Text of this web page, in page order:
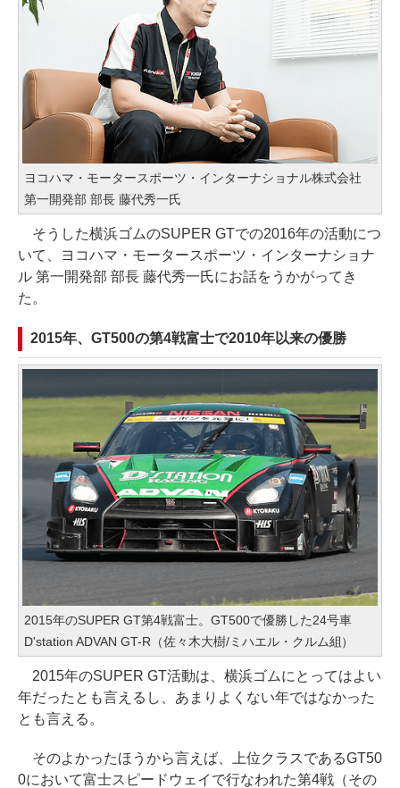
ヨコハマ・モータースポーツ・インターナショナル株式会社
第一開発部 部長 藤代秀一氏
そうした横浜ゴムのSUPER GTでの2016年の活動につ
いて、ヨコハマ・モータースポーツ・インターナショナ
ル 第一開発部 部長 藤代秀一氏にお話をうかがってき
た。
2015年、GT500の第4戦富士で2010年以来の優勝
2015年のSUPER GT第4戦富士。GT500で優勝した24号車
D'station ADVAN GT-R（佐々木大樹/ミハエル・クルム組）
2015年のSUPER GT活動は、横浜ゴムにとってはよい
年だったとも言えるし、あまりよくない年ではなかった
とも言える。
そのよかったほうから言えば、上位クラスであるGT50
0において富士スピードウェイで行なわれた第4戦（その